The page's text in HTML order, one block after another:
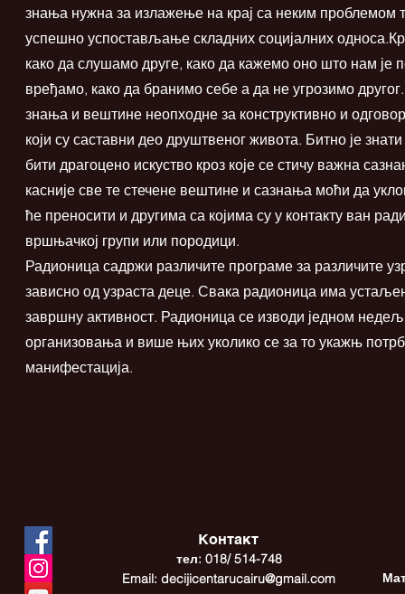
знања нужна за излажење на крај са неким проблемом
успешно успостављање складних социјалних
како да слушамо друге, како да кажемо оно што нам је
вређамо, како да бранимо себе а да не угрозимо
знања и вештине неопходне за конструктивно и
који су саставни део друштвеног живота. Битно је
бити драгоцено искуство кроз које се стичу важна
касније све те стечене вештине и сазнања моћи да
ће преносити и другима са којима су у контакту ван
вршњачкој групи или породици.
Радионица садржи различите програме за различите
зависно од узраста деце. Свака радионица има
завршну активност. Радионица се изводи једном
организовања и више њих уколико се за то укажњ
манифестација.
Контакт
тел: 018/ 514-748
Email: decijicentarucairu@gmail.com